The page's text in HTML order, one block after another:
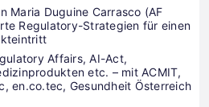
Maria Duguine Carrasco (AF
Regulatory-Strategien für einen
Affairs, AI-Act,
etc. – mit ACMIT,
en.co.tec, Gesundheit Österreich